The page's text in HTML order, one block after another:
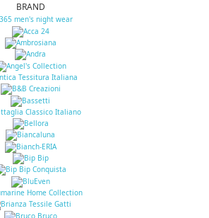
BRAND